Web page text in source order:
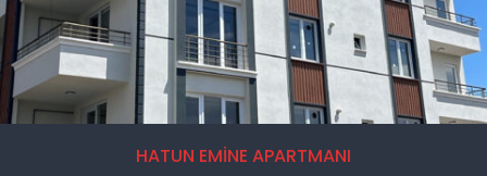
HATUN EMİNE APARTMANI